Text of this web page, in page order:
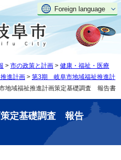
Foreign language
> 市の政策と計画 > 健康・福祉・医療
進計画 > 第3期 岐阜市地域福祉推進計
地域福祉推進計画策定基礎調査 報告書
策定基礎調査 報告